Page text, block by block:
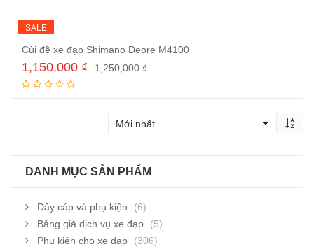
SALE
Cùi đề xe đạp Shimano Deore M4100
1,250,000₫
1,150,000 ₫
DANH MỤC SẢN PHẨM
Dây cáp và phụ kiện
(6)
Bảng giá dịch vụ xe đạp
(5)
Phụ kiện cho xe đạp
(306)